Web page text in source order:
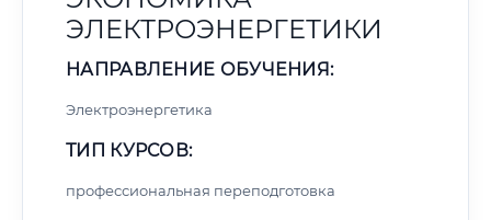
ЭЛЕКТРОЭНЕРГЕТИКИ
НАПРАВЛЕНИЕ ОБУЧЕНИЯ:
Электроэнергетика
ТИП КУРСОВ:
профессиональная переподготовка